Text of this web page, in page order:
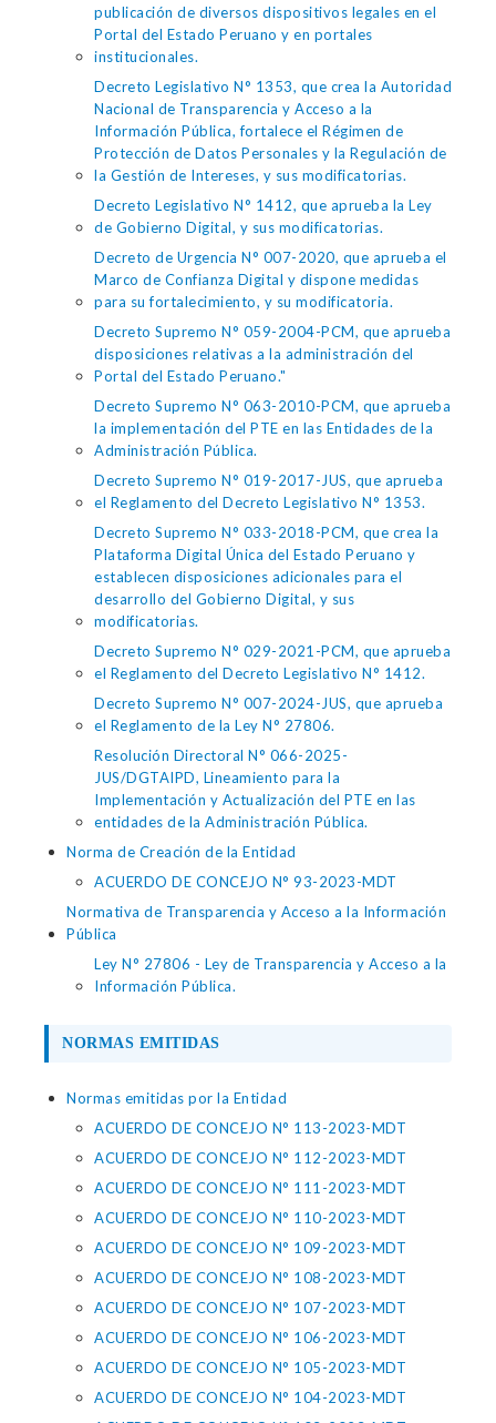
publicación de diversos dispositivos legales en el
Portal del Estado Peruano y en portales
institucionales.
Decreto Legislativo N° 1353, que crea la Autoridad
Nacional de Transparencia y Acceso a la
Información Pública, fortalece el Régimen de
Protección de Datos Personales y la Regulación de
la Gestión de Intereses, y sus modificatorias.
Decreto Legislativo N° 1412, que aprueba la Ley
de Gobierno Digital, y sus modificatorias.
Decreto de Urgencia N° 007-2020, que aprueba el
Marco de Confianza Digital y dispone medidas
para su fortalecimiento, y su modificatoria.
Decreto Supremo N° 059-2004-PCM, que aprueba
disposiciones relativas a la administración del
Portal del Estado Peruano."
Decreto Supremo N° 063-2010-PCM, que aprueba
la implementación del PTE en las Entidades de la
Administración Pública.
Decreto Supremo N° 019-2017-JUS, que aprueba
el Reglamento del Decreto Legislativo N° 1353.
Decreto Supremo N° 033-2018-PCM, que crea la
Plataforma Digital Única del Estado Peruano y
establecen disposiciones adicionales para el
desarrollo del Gobierno Digital, y sus
modificatorias.
Decreto Supremo N° 029-2021-PCM, que aprueba
el Reglamento del Decreto Legislativo N° 1412.
Decreto Supremo N° 007-2024-JUS, que aprueba
el Reglamento de la Ley N° 27806.
Resolución Directoral N° 066-2025-
JUS/DGTAIPD, Lineamiento para la
Implementación y Actualización del PTE en las
entidades de la Administración Pública.
Norma de Creación de la Entidad
ACUERDO DE CONCEJO N° 93-2023-MDT
Normativa de Transparencia y Acceso a la Información
Pública
Ley N° 27806 - Ley de Transparencia y Acceso a la
Información Pública.
NORMAS EMITIDAS
Normas emitidas por la Entidad
ACUERDO DE CONCEJO N° 113-2023-MDT
ACUERDO DE CONCEJO N° 112-2023-MDT
ACUERDO DE CONCEJO N° 111-2023-MDT
ACUERDO DE CONCEJO N° 110-2023-MDT
ACUERDO DE CONCEJO N° 109-2023-MDT
ACUERDO DE CONCEJO N° 108-2023-MDT
ACUERDO DE CONCEJO N° 107-2023-MDT
ACUERDO DE CONCEJO N° 106-2023-MDT
ACUERDO DE CONCEJO N° 105-2023-MDT
ACUERDO DE CONCEJO N° 104-2023-MDT